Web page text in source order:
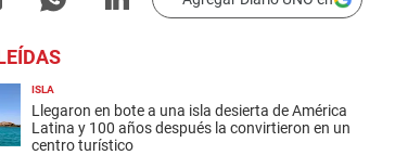
ISLA
Llegaron en bote a una isla desierta de América
Latina y 100 años después la convirtieron en un
centro turístico